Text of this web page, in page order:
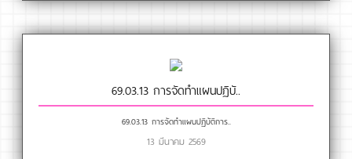
69.03.13 การจัดทำแผนปฏิบั..
69.03.13 การจัดทำแผนปฏิบัติการ..
13 มีนาคม 2569